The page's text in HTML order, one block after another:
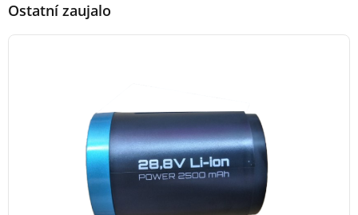
Ostatní zaujalo